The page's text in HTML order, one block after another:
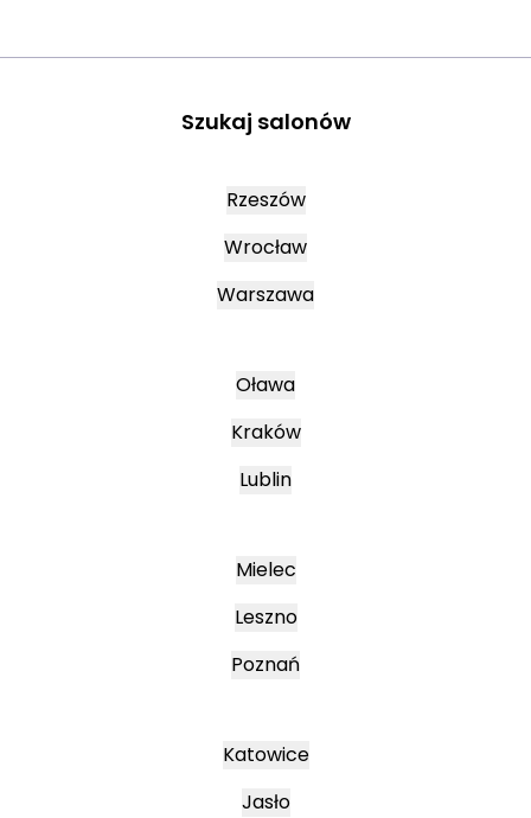
Szukaj salonów
Rzeszów
Wrocław
Warszawa
Oława
Kraków
Lublin
Mielec
Leszno
Poznań
Katowice
Jasło